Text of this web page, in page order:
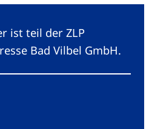
ist teil der ZLP
Bad Vilbel GmbH.